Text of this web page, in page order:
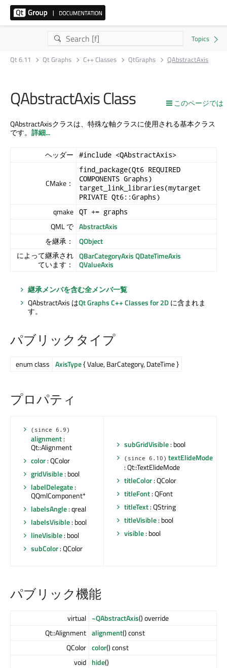
Qt 6.11 Qt Graphs C++ Classes QtGraphs QAbstractAxis
このページでは
QAbstractAxis Class
QAbstractAxisクラスは、特殊な軸クラスに使用される基本クラス
です。 詳細...
ヘッダー #include <QAbstractAxis>
CMake：
find_package(Qt6 REQUIRED
COMPONENTS Graphs)
target_link_libraries(mytarget
PRIVATE Qt6::Graphs)
qmake QT += graphs
QML で AbstractAxis
を継承：
QObject
によって継承され
ています：
QBarCategoryAxisQDateTimeAxis
QValueAxis
継承メンバを含む全メンバ一覧
QAbstractAxis はQt GraphsC++ Classes for 2Dに含まれま
す。
パブリックタイプ
enum class AxisType{ Value, BarCategory, DateTime }
プロパティ
(since 6.9)
alignment:
Qt::Alignment
color: QColor
gridVisible: bool
labelDelegate:
QQmlComponent*
labelsAngle: qreal
labelsVisible: bool
lineVisible: bool
subColor: QColor
subGridVisible: bool
(since 6.10) textElideMode
: Qt::TextElideMode
titleColor: QColor
titleFont: QFont
titleText: QString
titleVisible: bool
visible: bool
パブリック機能
virtual ~QAbstractAxis() override
Qt::Alignment alignment() const
QColor color() const
void hide()